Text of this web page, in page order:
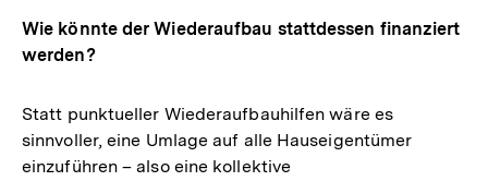
Wie könnte der Wiederaufbau stattdessen finanziert
werden?
Statt punktueller Wiederaufbauhilfen wäre es
sinnvoller, eine Umlage auf alle Hauseigentümer
einzuführen – also eine kollektive